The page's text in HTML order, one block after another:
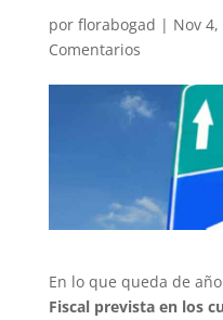
por florabogad | Nov 4,
Comentarios
En lo que queda de
Fiscal prevista en los